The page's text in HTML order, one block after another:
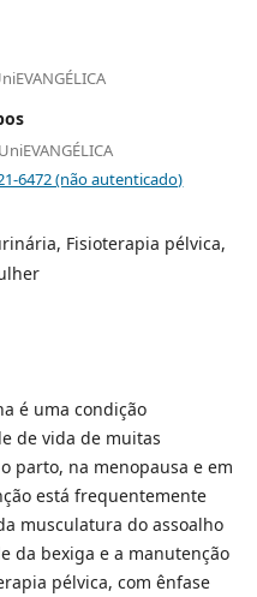
6472 (não autenticado)
Fisioterapia pélvica,
é uma condição
de vida de muitas
parto, na menopausa e em
está frequentemente
musculatura do assoalho
da bexiga e a manutenção
pélvica, com ênfase